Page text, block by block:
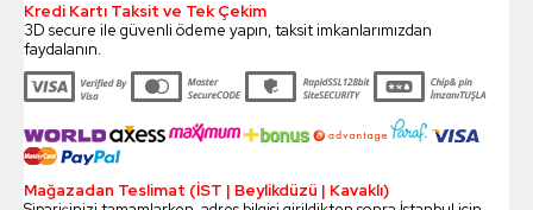
Kredi Kartı Taksit ve Tek Çekim
3D secure ile güvenli ödeme yapın, taksit imkanlarımızdan
faydalanın.
Mağazadan Teslimat (İST | Beylikdüzü | Kavaklı)